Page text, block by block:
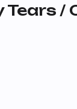
Tears /